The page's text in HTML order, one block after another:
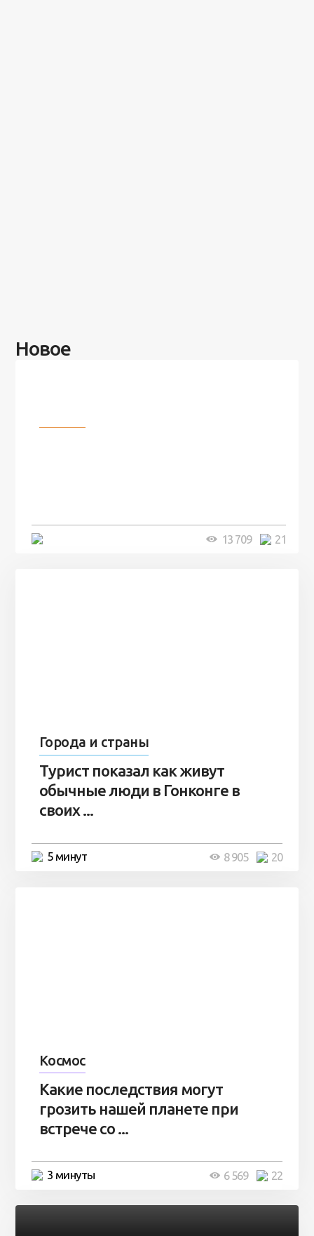
Новое
21
13 709
Города и страны
Турист показал как живут
обычные люди в Гонконге в
своих ...
5 минут 20
8 905
Космос
Какие последствия могут
грозить нашей планете при
встрече со ...
3 минуты 22
6 569